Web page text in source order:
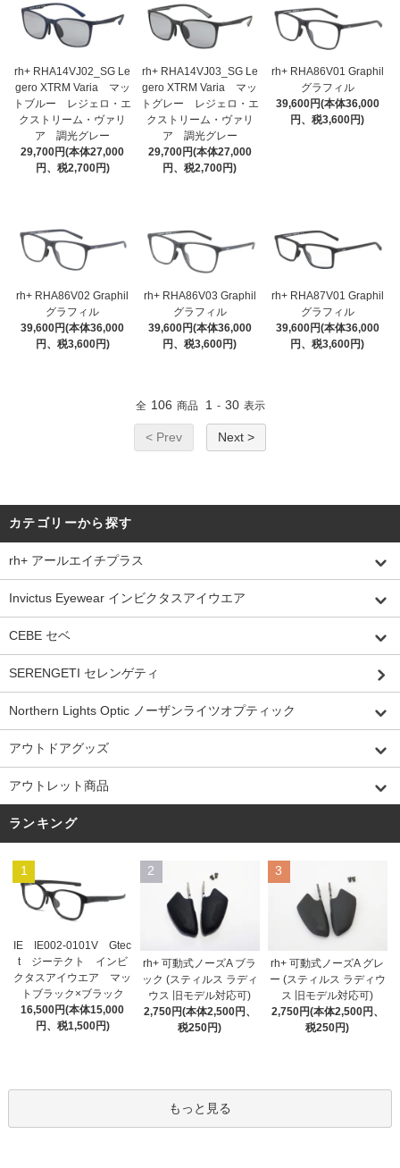
rh+ RHA14VJ02_SG Le
gero XTRM Varia マッ
トブルー レジェロ・エ
クストリーム・ヴァリ
ア 調光グレー
29,700円(本体27,000
円、税2,700円)
rh+ RHA14VJ03_SG Le
gero XTRM Varia マッ
トグレー レジェロ・エ
クストリーム・ヴァリ
ア 調光グレー
29,700円(本体27,000
円、税2,700円)
rh+ RHA86V01 Graphil
グラフィル
39,600円(本体36,000
円、税3,600円)
rh+ RHA86V02 Graphil
グラフィル
39,600円(本体36,000
円、税3,600円)
rh+ RHA86V03 Graphil
グラフィル
39,600円(本体36,000
円、税3,600円)
rh+ RHA87V01 Graphil
グラフィル
39,600円(本体36,000
円、税3,600円)
全 106 商品 1 - 30 表示
< Prev Next >
カテゴリーから探す
rh+ アールエイチプラス
Invictus Eyewear インビクタスアイウエア
CEBE セベ
SERENGETI セレンゲティ
Northern Lights Optic ノーザンライツオプティック
アウトドアグッズ
アウトレット商品
ランキング
1
IE IE002-0101V Gtec
t ジーテクト インビ
クタスアイウエア マッ
トブラック×ブラック
16,500円(本体15,000
円、税1,500円)
2
rh+ 可動式ノーズA ブラ
ック (スティルス ラディ
ウス 旧モデル対応可)
2,750円(本体2,500円、
税250円)
3
rh+ 可動式ノーズA グレ
ー (スティルス ラディウ
ス 旧モデル対応可)
2,750円(本体2,500円、
税250円)
もっと見る